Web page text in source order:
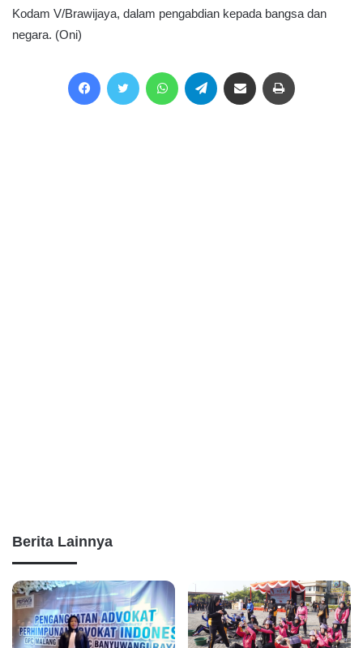
Kodam V/Brawijaya, dalam pengabdian kepada bangsa dan
negara. (Oni)
Berita Lainnya